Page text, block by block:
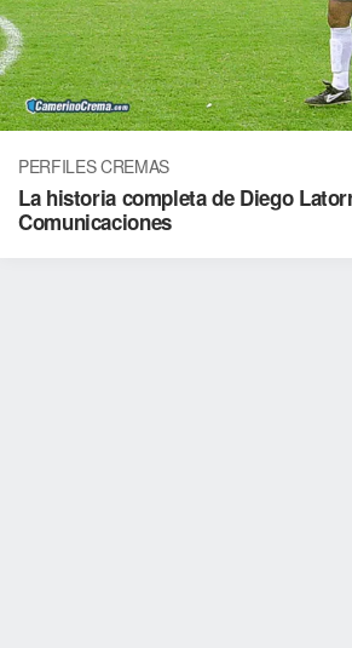
PERFILES CREMAS
La historia completa de Diego
Comunicaciones